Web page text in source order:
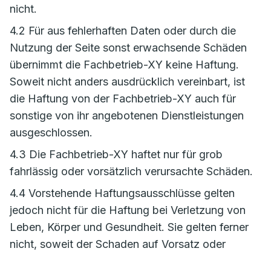
nicht.
4.2 Für aus fehlerhaften Daten oder durch die
Nutzung der Seite sonst erwachsende Schäden
übernimmt die Fachbetrieb-XY keine Haftung.
Soweit nicht anders ausdrücklich vereinbart, ist
die Haftung von der Fachbetrieb-XY auch für
sonstige von ihr angebotenen Dienstleistungen
ausgeschlossen.
4.3 Die Fachbetrieb-XY haftet nur für grob
fahrlässig oder vorsätzlich verursachte Schäden.
4.4 Vorstehende Haftungsausschlüsse gelten
jedoch nicht für die Haftung bei Verletzung von
Leben, Körper und Gesundheit. Sie gelten ferner
nicht, soweit der Schaden auf Vorsatz oder